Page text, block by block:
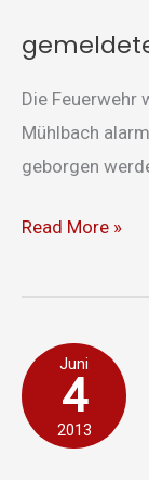
Die Feuerwehr
Mühlbach
geborgen
Read More »
Juni
4
2013
Wasserschaden